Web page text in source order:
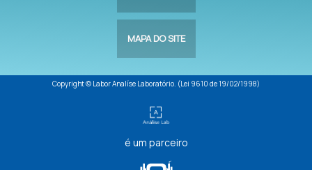
MAPA DO SITE
Copyright © Labor Analíse Laboratório. (Lei 9610 de 19/02/1998)
é um parceiro